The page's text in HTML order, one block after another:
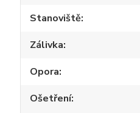
Stanoviště
Zálivka
Opora
Ošetření